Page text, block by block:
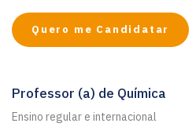
Quero me Candidatar
Professor (a) de Química
Ensino regular e internacional